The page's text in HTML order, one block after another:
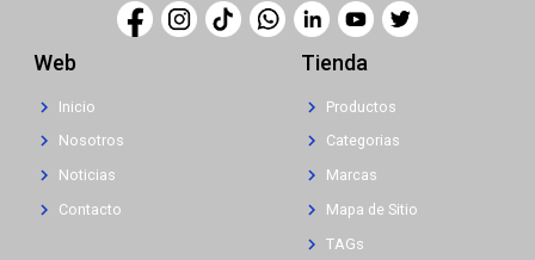
Web
chevron_right Inicio
chevron_right Nosotros
chevron_right Noticias
chevron_right Contacto
Tienda
chevron_right Productos
chevron_right Categorias
chevron_right Marcas
chevron_right Mapa de Sitio
chevron_right TAGs